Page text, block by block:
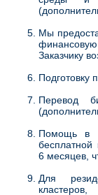
Мы
Заказчику
Подготовку
Перевод
Помощь в
бесплатной
6 месяцев,
Для